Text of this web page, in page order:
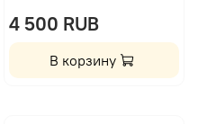
4 500 RUB
В корзину